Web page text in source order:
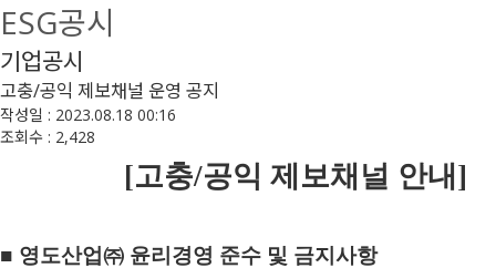
ESG공시
기업공시
고충/공익 제보채널 운영 공지
작성일 : 2023.08.18 00:16
조회수 : 2,428
[고충/공익 제보채널 안내 ]
■ 영도산업㈜ 윤리경영 준수 및 금지사항